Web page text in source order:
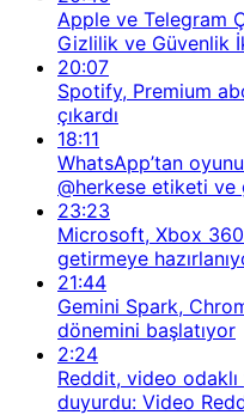
Apple ve Telegram
Gizlilik ve Güvenlik
20:07
Spotify, Premium
çıkardı
18:11
WhatsApp’tan
@herkese etiketi ve
23:23
Microsoft, Xbox 360
getirmeye
21:44
Gemini Spark,
dönemini başlatıyor
2:24
Reddit, video
duyurdu: Video